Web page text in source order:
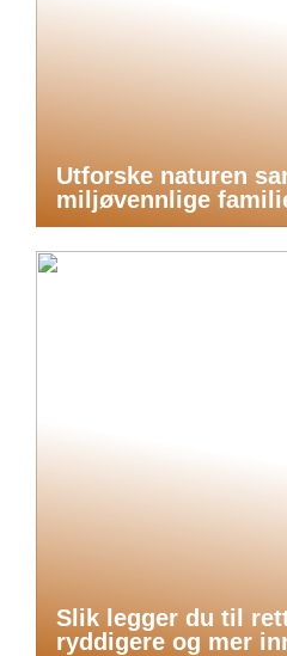
Utforske naturen
miljøvennlige
Slik legger du til
ryddigere og mer